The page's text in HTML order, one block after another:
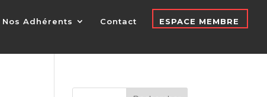
Nos Adhérents Contact ESPACE MEMBRE